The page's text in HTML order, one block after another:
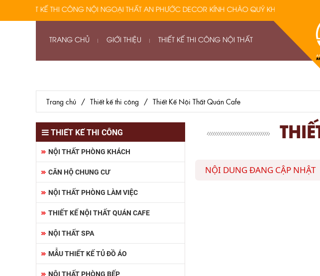
KẾ THI CÔNG NỘI NGOẠI THẤT AN PHƯỚC DECOR KÍNH CHÀO QUÝ KHÁCH, CÁM ƠN QUÝ
TRANG CHỦ GIỚI THIỆU THIẾT KẾ THI CÔNG NỘI THẤT
Trang chủ / Thiết kế thi công / Thiết Kế Nội Thất Quán Cafe
THIẾT KẾ THI CÔNG
NỘI THẤT PHÒNG KHÁCH
CĂN HỘ CHUNG CƯ
NỘI THẤT PHÒNG LÀM VIỆC
THIẾT KẾ NỘI THẤT QUÁN CAFE
NỘI THẤT SPA
MẪU THIẾT KẾ TỦ ĐỒ ÁO
NỘI THẤT PHÒNG BẾP
NỘI DUNG ĐANG CẬP NHẬT